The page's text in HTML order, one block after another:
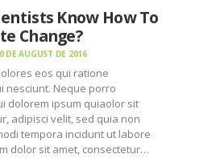
Know How To
Change?
DE AUGUST DE 2016
eos qui ratione
nesciunt. Neque porro
dolorem ipsum quiaolor sit
adipisci velit, sed quia non
tempora incidunt ut labore
dolor sit amet, consectetur…